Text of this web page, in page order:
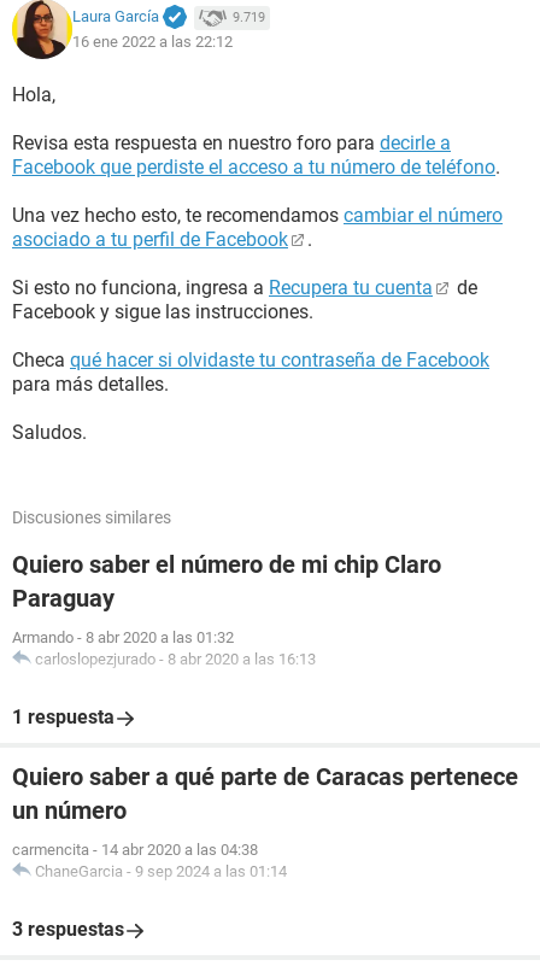
Laura García 9.719
16 ene 2022 a las 22:12
Hola,
Revisa esta respuesta en nuestro foro para decirle a
Facebook que perdiste el acceso a tu número de teléfono.
Una vez hecho esto, te recomendamos cambiar el número
asociado a tu perfil de Facebook
.
Si esto no funciona, ingresa a Recupera tu cuenta
de
Facebook y sigue las instrucciones.
Checa qué hacer si olvidaste tu contraseña de Facebook
para más detalles.
Saludos.
Discusiones similares
Quiero saber el número de mi chip Claro
Paraguay
Armando - 8 abr 2020 a las 01:32
carloslopezjurado - 8 abr 2020 a las 16:13
1 respuesta
Quiero saber a qué parte de Caracas pertenece
un número
carmencita - 14 abr 2020 a las 04:38
ChaneGarcia - 9 sep 2024 a las 01:14
3 respuestas